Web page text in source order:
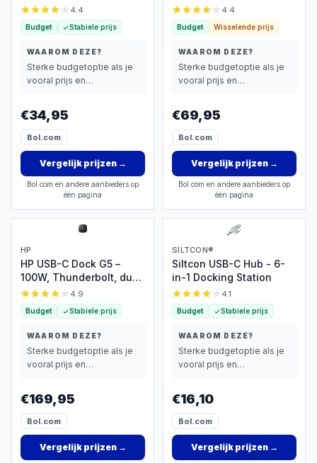
4.4
Budget Stabiele prijs
WAAROM DEZE?
Sterke budgetoptie als je
vooral prijs en
€34,95
Bol.com
Vergelijk prijzen→
Bol.com en andere aanbieders op
één pagina
Spacegrey4.4
Budget Wisselende prijs
WAAROM DEZE?
Sterke budgetoptie als je
vooral prijs en
€69,95
Bol.com
Vergelijk prijzen→
Bol.com en andere aanbieders op
één pagina
HP
HP USB-C Dock G5 –
100W, Thunderbolt, dual
4K
4.9
Budget Stabiele prijs
WAAROM DEZE?
Sterke budgetoptie als je
vooral prijs en
€169,95
Bol.com
Vergelijk prijzen→
SILTCON®
Siltcon USB-C Hub - 6-
in-1 Docking Station
4.1
Budget Stabiele prijs
WAAROM DEZE?
Sterke budgetoptie als je
vooral prijs en
€16,10
Bol.com
Vergelijk prijzen→